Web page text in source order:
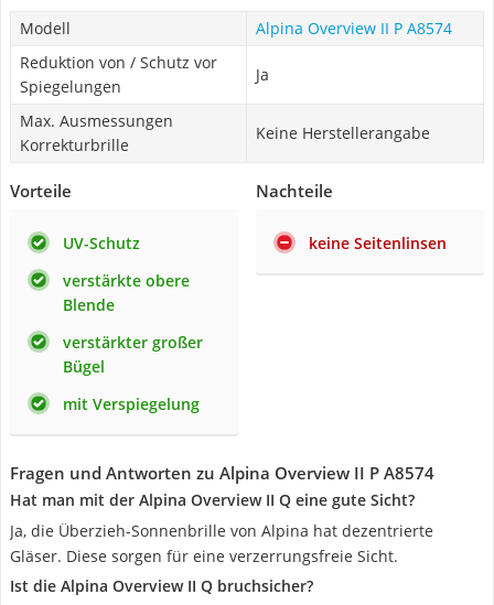
Modell
Alpina Overview II P A8574
Reduktion von / Schutz vor
Spiegelungen
Ja
Max. Ausmessungen
Korrekturbrille
Keine Herstellerangabe
Vorteile
UV-Schutz
verstärkte obere
Blende
verstärkter großer
Bügel
mit Verspiegelung
Nachteile
keine Seitenlinsen
Fragen und Antworten zu Alpina Overview II P A8574
Hat man mit der Alpina Overview II Q eine gute Sicht?
Ja, die Überzieh-Sonnenbrille von Alpina hat dezentrierte
Gläser. Diese sorgen für eine verzerrungsfreie Sicht.
Ist die Alpina Overview II Q bruchsicher?